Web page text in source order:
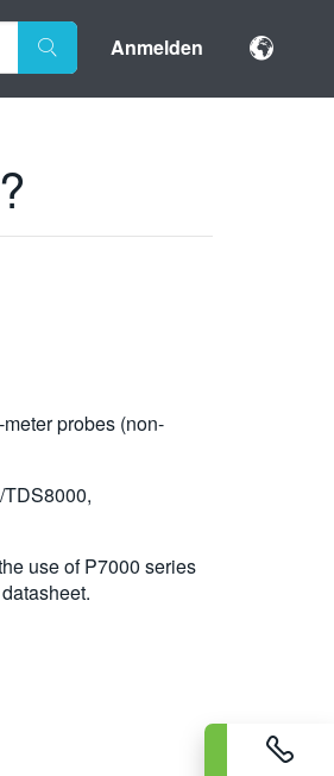
Anmelden
probes (non-
use of P7000 series